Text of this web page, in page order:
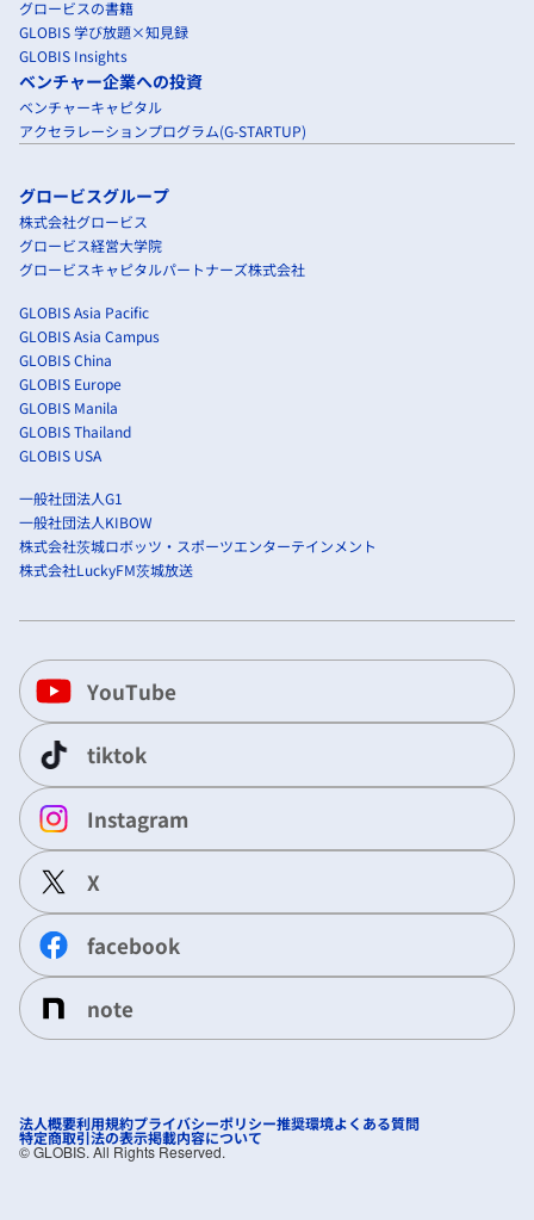
グロービスの書籍
GLOBIS 学び放題×知見録
GLOBIS Insights
ベンチャー企業への投資
ベンチャーキャピタル
アクセラレーションプログラム(G-STARTUP)
グロービスグループ
株式会社グロービス
グロービス経営大学院
グロービスキャピタルパートナーズ株式会社
GLOBIS Asia Pacific
GLOBIS Asia Campus
GLOBIS China
GLOBIS Europe
GLOBIS Manila
GLOBIS Thailand
GLOBIS USA
一般社団法人G1
一般社団法人KIBOW
株式会社茨城ロボッツ・スポーツエンターテインメント
株式会社LuckyFM茨城放送
YouTube
tiktok
Instagram
X
facebook
note
法人概要利用規約プライバシーポリシー推奨環境よくある質問
特定商取引法の表示掲載内容について
©︎ GLOBIS. All Rights Reserved.